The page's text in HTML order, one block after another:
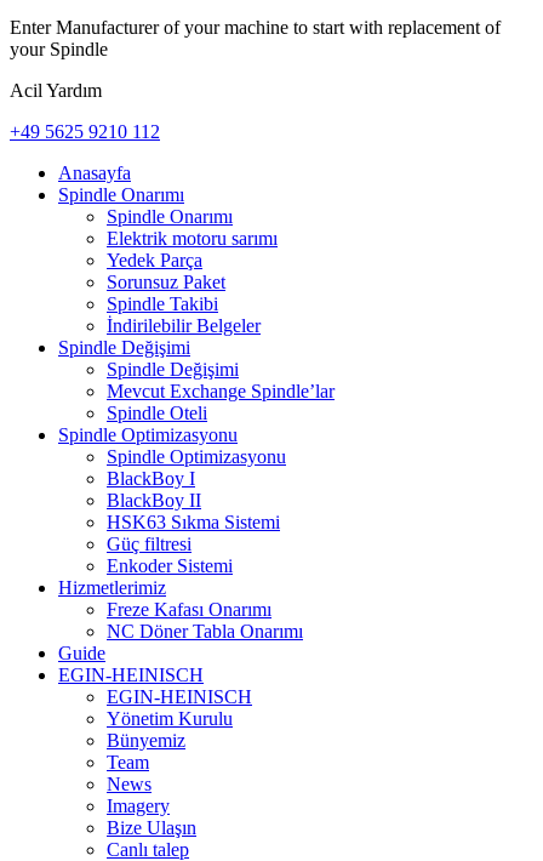
Enter Manufacturer of your machine to start with replacement of
your Spindle
Acil Yardım
+49 5625 9210 112
Anasayfa
Spindle Onarımı
Spindle Onarımı
Elektrik motoru sarımı
Yedek Parça
Sorunsuz Paket
Spindle Takibi
İndirilebilir Belgeler
Spindle Değişimi
Spindle Değişimi
Mevcut Exchange Spindle’lar
Spindle Oteli
Spindle Optimizasyonu
Spindle Optimizasyonu
BlackBoy I
BlackBoy II
HSK63 Sıkma Sistemi
Güç filtresi
Enkoder Sistemi
Hizmetlerimiz
Freze Kafası Onarımı
NC Döner Tabla Onarımı
Guide
EGIN-HEINISCH
EGIN-HEINISCH
Yönetim Kurulu
Bünyemiz
Team
News
Imagery
Bize Ulaşın
Canlı talep